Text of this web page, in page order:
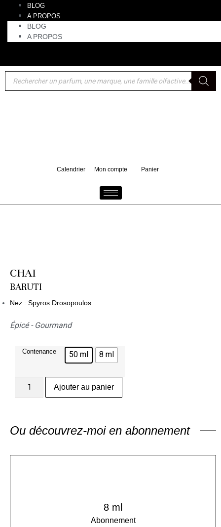
BLOG
A PROPOS
BLOG
A PROPOS
Calendrier Mon compte Panier
CHAI
BARUTI
Nez : Spyros Drosopoulos
Épicé - Gourmand
Contenance 50 ml 8 ml
Ajouter au panier
Ou découvrez-moi en abonnement
8 ml
Abonnement